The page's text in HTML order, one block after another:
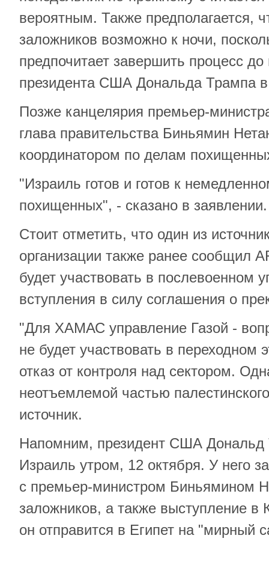
вероятным. Также предполагается,
заложников возможно к ночи,
предпочитает завершить процесс
президента США Дональда Трампа
Позже канцелярия премьер-
глава правительства Биньямин
координатором по делам
"Израиль готов и готов к
похищенных", - сказано в заявлении.
Стоит отметить, что один из
организации также ранее сообщил
будет участвовать в послевоенном
вступления в силу соглашения о
"Для ХАМАС управление Газой -
не будет участвовать в переходном
отказ от контроля над сектором.
неотъемлемой частью
источник.
Напомним, президент США Дональд
Израиль утром, 12 октября. У него
с премьер-министром Биньямином
заложников, а также выступление в
он отправится в Египет на "мирный